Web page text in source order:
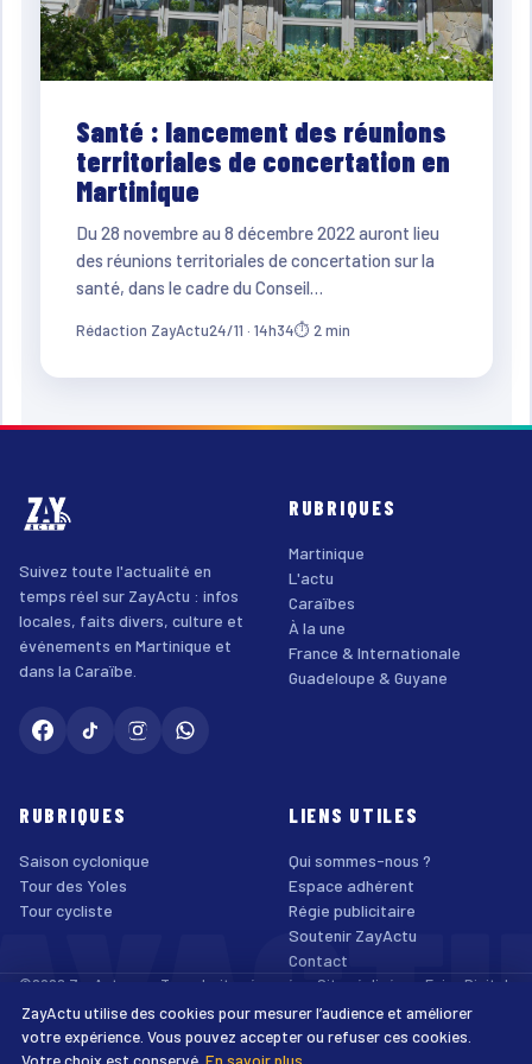
Santé : lancement des réunions
territoriales de concertation en
Martinique
Du 28 novembre au 8 décembre 2022 auront lieu
des réunions territoriales de concertation sur la
santé, dans le cadre du Conseil…
Rédaction ZayActu24/11 · 14h34⏱ 2 min
Suivez toute l'actualité en
temps réel sur ZayActu : infos
locales, faits divers, culture et
événements en Martinique et
dans la Caraïbe.
RUBRIQUES
Martinique
L'actu
Caraïbes
À la une
France & Internationale
Guadeloupe & Guyane
RUBRIQUES
Saison cyclonique
Tour des Yoles
Tour cycliste
LIENS UTILES
Qui sommes-nous ?
Espace adhérent
Régie publicitaire
Soutenir ZayActu
Contact
©2026 ZayActu.org. Tous droits réservés. · Site réalisé par Enjoy Digital
Agency
Mentions légales
Confidentialité Cookies Accessibilité
ZayActu utilise des cookies pour mesurer l’audience et améliorer
votre expérience. Vous pouvez accepter ou refuser ces cookies.
Votre choix est conservé. En savoir plus